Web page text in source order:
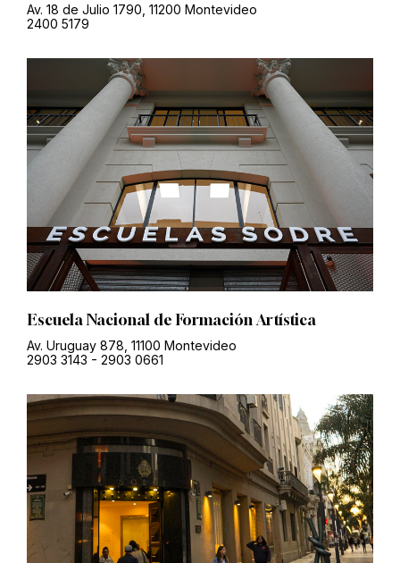
Av. 18 de Julio 1790, 11200 Montevideo
2400 5179
Escuela Nacional de Formación Artística
Av. Uruguay 878, 11100 Montevideo
2903 3143 - 2903 0661